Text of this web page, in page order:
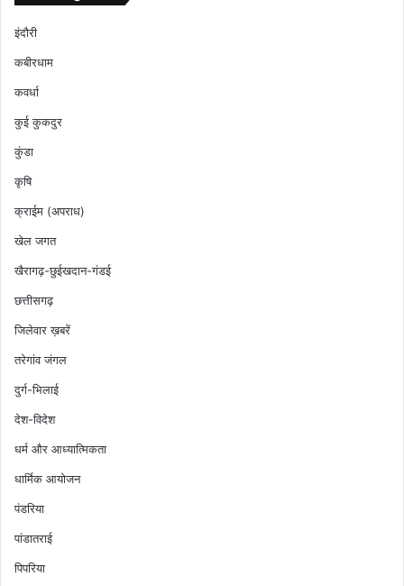
इंदौरी
कबीरधाम
कवर्धा
कुई कुकदुर
कुंडा
कृषि
क्राईम (अपराध)
खेल जगत
खैरागढ़-छुईखदान-गंडई
छत्तीसगढ़
जिलेवार ख़बरें
तरेगांव जंगल
दुर्ग-भिलाई
देश-विदेश
धर्म और आध्यात्मिकता
धार्मिक आयोजन
पंडरिया
पांडातराई
पिपरिया